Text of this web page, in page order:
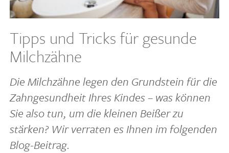
Tipps und Tricks für gesunde
Milchzähne
Die Milch­zähne legen den Grund­stein für die
Zahn­ge­sund­heit Ihres Kindes – was können
Sie also tun, um die kleinen Beißer zu
stärken? Wir verraten es Ihnen im folgenden
Blog-Beitrag.